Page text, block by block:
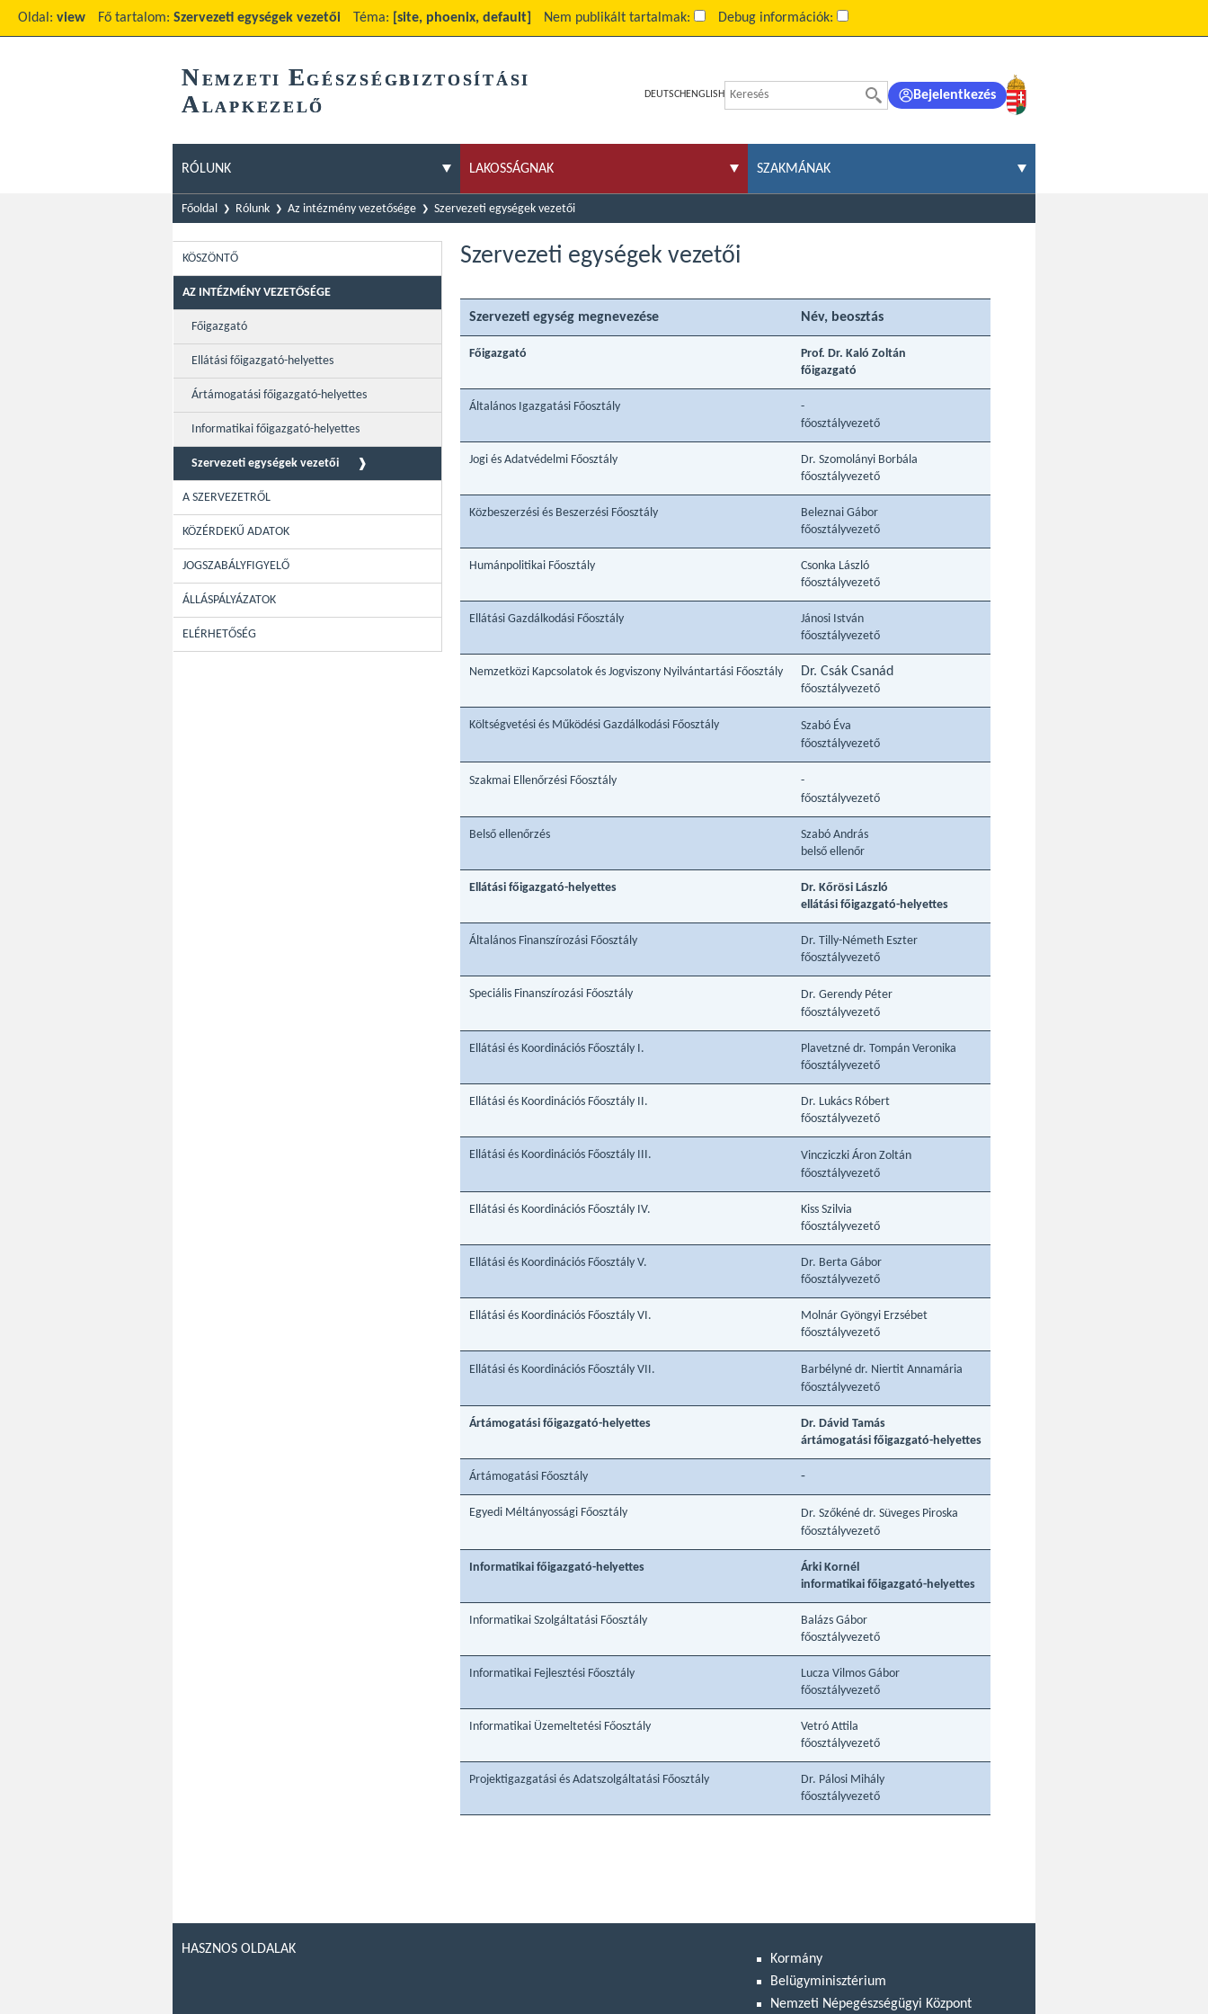
Oldal: view Fő tartalom: Szervezeti egységek vezetői Téma: [site, phoenix, default] Nem publikált tartalmak: Debug információk:
NEMZETI EGÉSZSÉGBIZTOSÍTÁSI
ALAPKEZELŐ
DEUTSCH ENGLISH Bejelentkezés
RÓLUNK LAKOSSÁGNAK SZAKMÁNAK
Főoldal Rólunk Az intézmény vezetősége Szervezeti egységek vezetői
KÖSZÖNTŐ
AZ INTÉZMÉNY VEZETŐSÉGE
Főigazgató
Ellátási főigazgató-helyettes
Ártámogatási főigazgató-helyettes
Informatikai főigazgató-helyettes
Szervezeti egységek vezetői
A SZERVEZETRŐL
KÖZÉRDEKŰ ADATOK
JOGSZABÁLYFIGYELŐ
ÁLLÁSPÁLYÁZATOK
ELÉRHETŐSÉG
Szervezeti egységek vezetői
Szervezeti egység megnevezése Név, beosztás
Főigazgató
Prof. Dr. Kaló Zoltán
főigazgató
Általános Igazgatási Főosztály
-
főosztályvezető
Jogi és Adatvédelmi Főosztály
Dr. Szomolányi Borbála
főosztályvezető
Közbeszerzési és Beszerzési Főosztály
Beleznai Gábor
főosztályvezető
Humánpolitikai Főosztály
Csonka László
főosztályvezető
Ellátási Gazdálkodási Főosztály
Jánosi István
főosztályvezető
Nemzetközi Kapcsolatok és Jogviszony Nyilvántartási Főosztály Dr. Csák Csanád
főosztályvezető
Költségvetési és Működési Gazdálkodási Főosztály
Szabó Éva
főosztályvezető
Szakmai Ellenőrzési Főosztály
-
főosztályvezető
Belső ellenőrzés
Szabó András
belső ellenőr
Ellátási főigazgató-helyettes
Dr. Kőrösi László
ellátási főigazgató-helyettes
Általános Finanszírozási Főosztály
Dr. Tilly-Németh Eszter
főosztályvezető
Speciális Finanszírozási Főosztály
Dr. Gerendy Péter
főosztályvezető
Ellátási és Koordinációs Főosztály I.
Plavetzné dr. Tompán Veronika
főosztályvezető
Ellátási és Koordinációs Főosztály II.
Dr. Lukács Róbert
főosztályvezető
Ellátási és Koordinációs Főosztály III.
Vincziczki Áron Zoltán
főosztályvezető
Ellátási és Koordinációs Főosztály IV.
Kiss Szilvia
főosztályvezető
Ellátási és Koordinációs Főosztály V.
Dr. Berta Gábor
főosztályvezető
Ellátási és Koordinációs Főosztály VI.
Molnár Gyöngyi Erzsébet
főosztályvezető
Ellátási és Koordinációs Főosztály VII.
Barbélyné dr. Niertit Annamária
főosztályvezető
Ártámogatási főigazgató-helyettes
Dr. Dávid Tamás
ártámogatási főigazgató-helyettes
Ártámogatási Főosztály -
Egyedi Méltányossági Főosztály
Dr. Szőkéné dr. Süveges Piroska
főosztályvezető
Informatikai főigazgató-helyettes
Árki Kornél
informatikai főigazgató-helyettes
Informatikai Szolgáltatási Főosztály
Balázs Gábor
főosztályvezető
Informatikai Fejlesztési Főosztály
Lucza Vilmos Gábor
főosztályvezető
Informatikai Üzemeltetési Főosztály
Vetró Attila
főosztályvezető
Projektigazgatási és Adatszolgáltatási Főosztály
Dr. Pálosi Mihály
főosztályvezető
HASZNOS OLDALAK
Kormány
Belügyminisztérium
Nemzeti Népegészségügyi Központ